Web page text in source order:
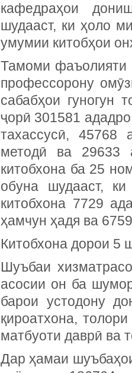
кафедраҳои
шудааст, ки ҳоло
умумии китобҳои
Тамоми фаъолияти
профессорону
сабабҳои гуногун
ҷорӣ 301581
тахассусӣ, 45768
методӣ ва 29633
китобхона ба 25
обуна шудааст,
китобхона 7729
ҳамчун ҳадя ва
Китобхона дорои 5
Шуъбаи
асосии он ба
барои устодону
қироатхона,
матбуоти даврӣ ва
Дар ҳамаи